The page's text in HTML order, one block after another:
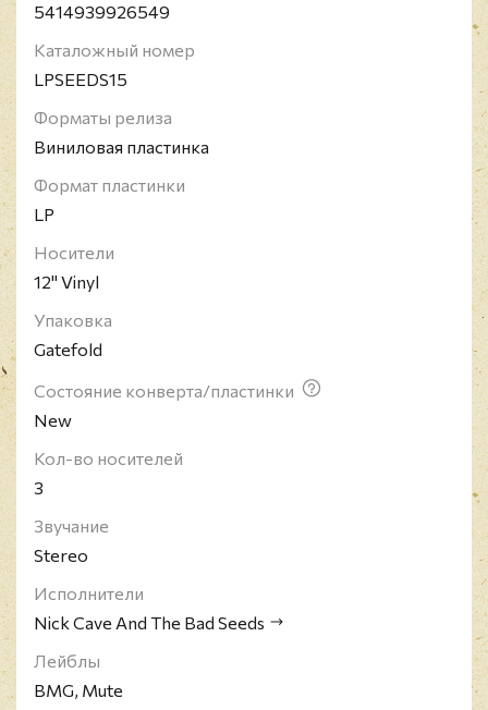
Ремастированное издание на тройном 180-
конверт. Содержит матовую вкладку с трек-
листом размером 12 дюймов.
Nick Cave and the Bad Seeds - рок-группа с
международным составом, основанная в 1983
Ником Кейвом. Коллектив был основан после
распада первого проекта Кейва и Мика Харви -
стилей как панк-рок, готик-рок, блюз и ноу-вейв.
5414939926549
Каталожный номер
LPSEEDS15
Форматы релиза
Виниловая пластинка
Формат пластинки
LP
Носители
12" Vinyl
Упаковка
Gatefold
Состояние конверта/пластинки
New
Кол-во носителей
3
Звучание
Stereo
Исполнители
Nick Cave And The Bad Seeds
Лейблы
BMG, Mute